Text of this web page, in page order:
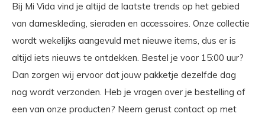
Bij Mi Vida vind je altijd de laatste trends op het gebied
van dameskleding, sieraden en accessoires. Onze collectie
wordt wekelijks aangevuld met nieuwe items, dus er is
altijd iets nieuws te ontdekken. Bestel je voor 15:00 uur?
Dan zorgen wij ervoor dat jouw pakketje dezelfde dag
nog wordt verzonden. Heb je vragen over je bestelling of
een van onze producten? Neem gerust contact op met